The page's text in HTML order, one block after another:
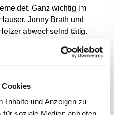
Cookies
Inhalte und Anzeigen zu
soziale Medien anbieten
Ganz wichtig im
Jonny Brath und
abwechselnd tätig.